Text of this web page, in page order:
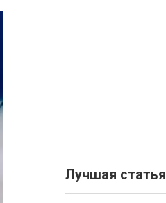
Лучшая статья